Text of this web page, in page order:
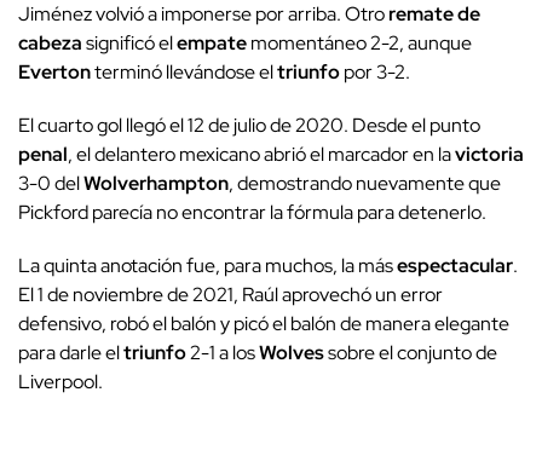
Jiménez volvió a imponerse por arriba. Otroremate de
cabezasignificó elempatemomentáneo 2-2, aunque
Evertonterminó llevándose eltriunfopor 3-2.
El cuarto gol llegó el 12 de julio de 2020. Desde el punto
penal, el delantero mexicano abrió el marcador en lavictoria
3-0 delWolverhampton, demostrando nuevamente que
Pickford parecía no encontrar la fórmula para detenerlo.
La quinta anotación fue, para muchos, la másespectacular.
El 1 de noviembre de 2021, Raúl aprovechó un error
defensivo, robó el balón y picó el balón de manera elegante
para darle eltriunfo2-1 a losWolvessobre el conjunto de
Liverpool.